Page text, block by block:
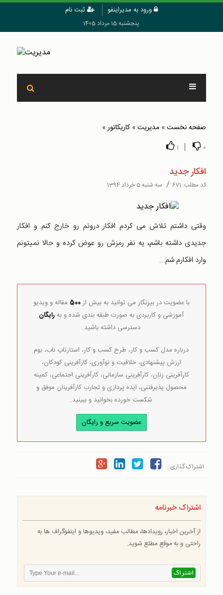
ورود به مدیراینفو ثبت نام
پنجشنبه 15 مرداد 1405
صفحه نخست» مدیریت» کاریکاتور»
0
|
1
افکار جدید
کد مطلب: 671
/ سه شنبه 5 خرداد 1394
وقتی داشتم تلاش می کردم افکار درونم رو خارج کنم و افکار
جدیدی داشته باشم، یه نفر رمزش رو عوض کرده و حالا نمیتونم
وارد افکارم شم...
با عضویت در بیزنگار می توانید به بیش از500 مقاله و ویدیو
آموزشی و کاربردی به صورت طبقه بندی شده و بهرایگان
دسترسی داشته باشید.
درباره مدل کسب و کار، طرح کسب و کار، استارتاپ ناب، بوم
ارزش پیشنهادی، خلاقیت و نوآوری، کارآفرینی کودکان،
کارآفرینی زنان، کارآفرینی سازمانی، کارآفرینی اجتماعی، کمینه
محصول پذیرفتنی، ایده پردازی و تجارب کارآفرینان موفق و
شکست خورده بخوانید و ببینید.
عضویت سریع و رایگان
اشتراک گذاری :
اشتراک خبرنامه
از آخرین اخبار، رویدادها، مطالب مفید، ویدیوها و اینفوگراف ها به
راحتی و به موقع مطلع شوید.